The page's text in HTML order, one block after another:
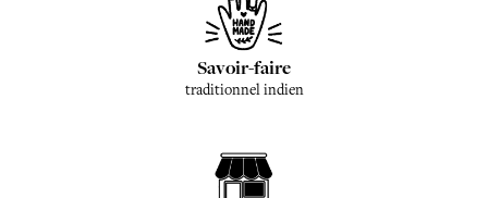
Savoir-faire
traditionnel indien